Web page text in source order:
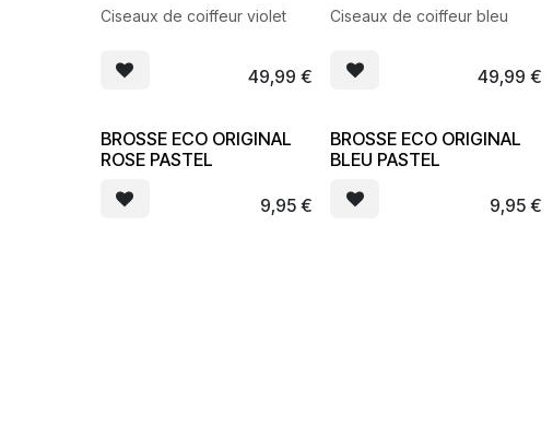
Ciseaux de coiffeur violet
49,99 €
Ciseaux de coiffeur bleu
49,99 €
BROSSE ECO ORIGINAL
ROSE PASTEL
9,95 €
BROSSE ECO ORIGINAL
BLEU PASTEL
9,95 €